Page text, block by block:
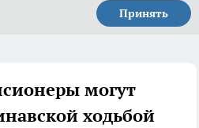
Принять
могут
ходьбой